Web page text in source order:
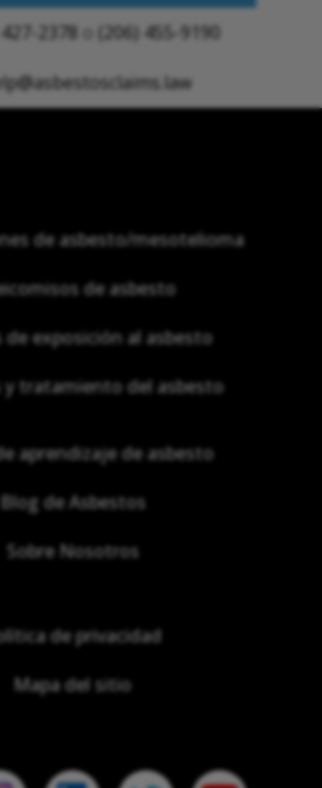
2378 (206) 455-9190
de asbesto/mesotelioma
de asbesto
de exposición al asbesto
y tratamiento del asbesto
aprendizaje de asbesto
Blog de Asbestos
Sobre Nosotros
de privacidad
Mapa del sitio